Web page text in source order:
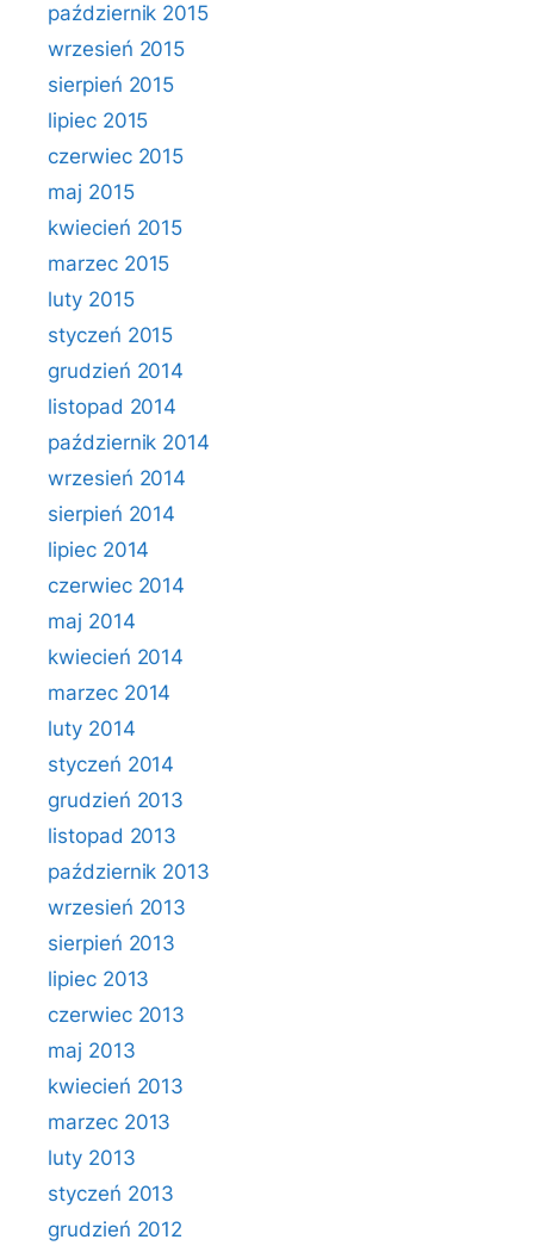
październik 2015
wrzesień 2015
sierpień 2015
lipiec 2015
czerwiec 2015
maj 2015
kwiecień 2015
marzec 2015
luty 2015
styczeń 2015
grudzień 2014
listopad 2014
październik 2014
wrzesień 2014
sierpień 2014
lipiec 2014
czerwiec 2014
maj 2014
kwiecień 2014
marzec 2014
luty 2014
styczeń 2014
grudzień 2013
listopad 2013
październik 2013
wrzesień 2013
sierpień 2013
lipiec 2013
czerwiec 2013
maj 2013
kwiecień 2013
marzec 2013
luty 2013
styczeń 2013
grudzień 2012